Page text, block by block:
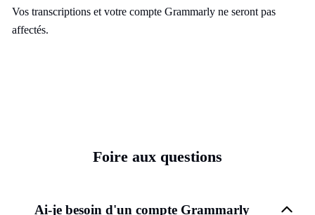
Vos transcriptions et votre compte Grammarly ne seront pas
affectés.
Foire aux questions
Ai-je besoin d'un compte Grammarly